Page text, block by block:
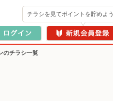
チラシを見てポイントを貯めよう
のチラシ一覧